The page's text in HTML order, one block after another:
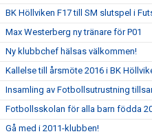
BK Höllviken F17 till SM slutspel i
Max Westerberg ny tränare för P01
Ny klubbchef hälsas välkommen!
Kallelse till årsmöte 2016 i BK
Insamling av Fotbollsutrustning
Fotbollsskolan för alla barn födda
Gå med i 2011-klubben!